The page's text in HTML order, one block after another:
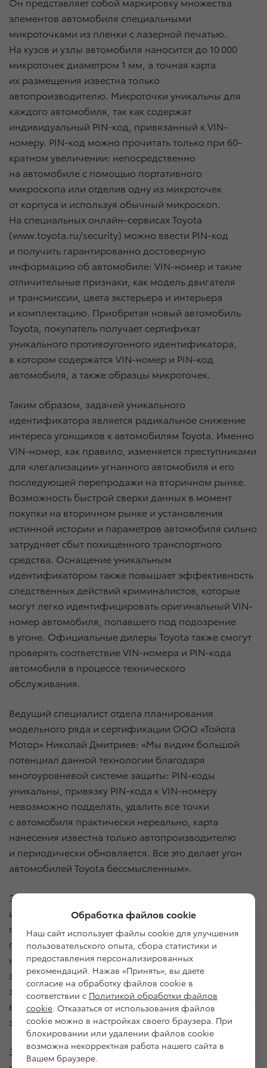
элементов автомобиля специальными
микроточками из пленки с лазерной печатью.
На кузов и узлы автомобиля наносится до 10 000
микроточек диаметром 1 мм, а точная карта
их размещения известна только
автопроизводителю. Микроточки уникальны для
каждого автомобиля, так как содержат
индивидуальный PIN-код, привязанный к VIN-
номеру. PIN-код можно прочитать только при 60-
кратном увеличении: непосредственно
на автомобиле с помощью портативного
микроскопа или отделив одну из микроточек
от корпуса и используя обычный микроскоп.
На специальных онлайн-сервисах Toyota
(www.toyota.ru/security) можно ввести PIN-код
и получить гарантированно достоверную
информацию об автомобиле: VIN-номер и такие
отличительные признаки, как модель двигателя
и трансмиссии, цвета экстерьера и интерьера
и комплектацию. Приобретая новый автомобиль
Toyota, покупатель получает сертификат
уникального противоугонного идентификатора,
в котором содержатся VIN-номер и PIN-код
автомобиля, а также образцы микроточек.
Таким образом, задачей уникального
идентификатора является радикальное снижение
интереса угонщиков к автомобилям Toyota. Именно
VIN-номер, как правило, изменяется преступниками
для «легализации» угнанного автомобиля и его
последующей перепродажи на вторичном рынке.
Возможность быстрой сверки данных в момент
покупки на вторичном рынке и установления
истинной истории и параметров автомобиля сильно
затрудняет сбыт похищенного транспортного
средства. Оснащение уникальным
идентификатором также повышает эффективность
следственных действий криминалистов, которые
могут легко идентифицировать оригинальный VIN-
номер автомобиля, попавшего под подозрение
в угоне. Официальные дилеры Toyota также смогут
проверять соответствие VIN-номера и PIN-кода
автомобиля в процессе технического
обслуживания.
Ведущий специалист отдела планирования
модельного ряда и сертификации ООО «Тойота
Мотор» Николай Дмитриев: «Мы видим большой
потенциал данной технологии благодаря
многоуровневой системе защиты: PIN-коды
уникальны, привязку PIN-кода к VIN-номеру
невозможно подделать, удалить все точки
с автомобиля практически нереально, карта
нанесения известна только автопроизводителю
и периодически обновляется. Все это делает угон
автомобилей Toyota бессмысленным».
Эффективность внедрения противоугонных
идентификаторов подтверждается мировой
практикой. Так, в Южно-Африканской Республике
подобная маркировка была внедрена
на автомобилях Toyota в 2008 году. Доказав свою
эффективность, в 2012 году она была
законодательно распространена на автомобили
всех марок, в результате количество угонов в стране
за год снизилось на 80%.
Значимость уникального идентификатора также
Обработка файлов cookie
Наш сайт использует файлы cookie для улучшения
пользовательского опыта, сбора статистики и
предоставления персонализированных
рекомендаций. Нажав «Принять», вы даете
согласие на обработку файлов cookie в
соответствии с Политикой обработки файлов
cookie . Отказаться от использования файлов
cookie можно в настройках своего браузера. При
блокировании или удалении файлов cookie
возможна некорректная работа нашего сайта в
Вашем браузере.